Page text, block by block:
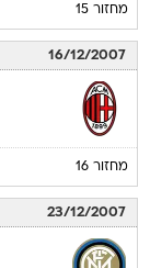
מחזור 15
16/12/2007
מחזור 16
23/12/2007